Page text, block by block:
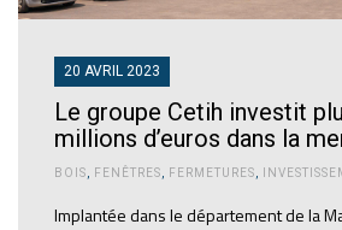
20 AVRIL 2023
Le groupe Cetih investit
millions d’euros dans la
BOIS, FENÊTRES, FERMETURES,
Implantée dans le département de la